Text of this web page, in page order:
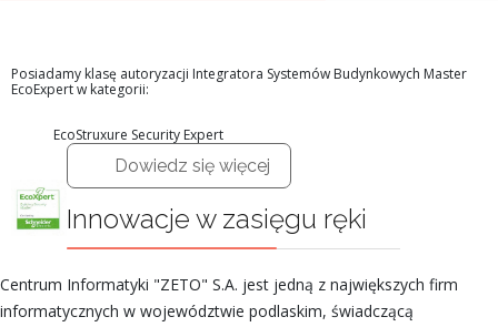
Posiadamy klasę autoryzacji Integratora Systemów Budynkowych Master
EcoExpert w kategorii:
EcoStruxure Security Expert
Dowiedz się więcej
Innowacje w zasięgu ręki
Centrum Informatyki "ZETO" S.A. jest jedną z największych firm
informatycznych w województwie podlaskim, świadczącą